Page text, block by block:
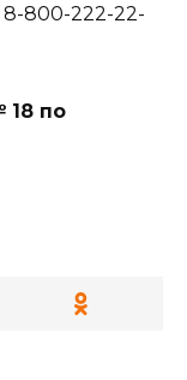
8-800-222-22-
по